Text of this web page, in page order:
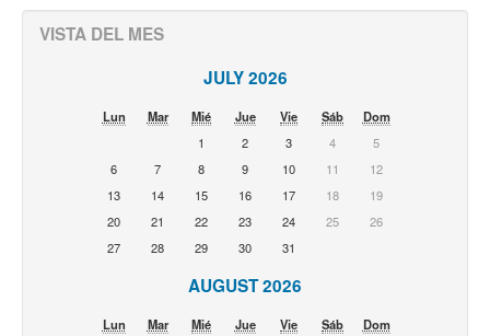
VISTA DEL MES
JULY 2026
Lun Mar Mié Jue Vie Sáb
Dom
1
2 3 4
5
6
7 8 9 10 11
12
13
14 15 16 17 18
19
20
21 22 23 24 25
26
27
28 29 30 31
AUGUST 2026
Lun Mar Mié Jue Vie Sáb
Dom